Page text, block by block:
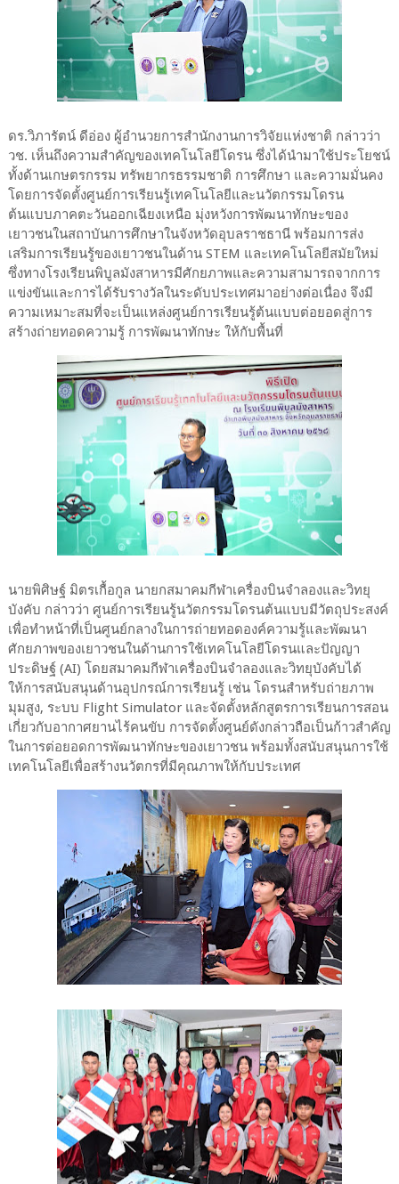
ดร.วิภารัตน์ ดีอ่อง ผู้อำนวยการสำนักงานการวิจัยแห่งชาติ กล่าวว่า
วช. เห็นถึงความสำคัญของเทคโนโลยีโดรน ซึ่งได้นำมาใช้ประโยชน์
ทั้งด้านเกษตรกรรม ทรัพยากรธรรมชาติ การศึกษา และความมั่นคง
โดยการจัดตั้งศูนย์การเรียนรู้เทคโนโลยีและนวัตกรรมโดรน
ต้นแบบภาคตะวันออกเฉียงเหนือ มุ่งหวังการพัฒนาทักษะของ
เยาวชนในสถาบันการศึกษาในจังหวัดอุบลราชธานี พร้อมการส่ง
เสริมการเรียนรู้ของเยาวชนในด้าน STEM และเทคโนโลยีสมัยใหม่
ซึ่งทางโรงเรียนพิบูลมังสาหารมีศักยภาพและความสามารถจากการ
แข่งขันและการได้รับรางวัลในระดับประเทศมาอย่างต่อเนื่อง จึงมี
ความเหมาะสมที่จะเป็นแหล่งศูนย์การเรียนรู้ต้นแบบต่อยอดสู่การ
สร้างถ่ายทอดความรู้ การพัฒนาทักษะ ให้กับพื้นที่
นายพิศิษฐ์ มิตรเกื้อกูล นายกสมาคมกีฬาเครื่องบินจำลองและวิทยุ
บังคับ กล่าวว่า ศูนย์การเรียนรู้นวัตกรรมโดรนต้นแบบมีวัตถุประสงค์
เพื่อทำหน้าที่เป็นศูนย์กลางในการถ่ายทอดองค์ความรู้และพัฒนา
ศักยภาพของเยาวชนในด้านการใช้เทคโนโลยีโดรนและปัญญา
ประดิษฐ์ (AI) โดยสมาคมกีฬาเครื่องบินจำลองและวิทยุบังคับได้
ให้การสนับสนุนด้านอุปกรณ์การเรียนรู้ เช่น โดรนสำหรับถ่ายภาพ
มุมสูง, ระบบ Flight Simulator และจัดตั้งหลักสูตรการเรียนการสอน
เกี่ยวกับอากาศยานไร้คนขับ การจัดตั้งศูนย์ดังกล่าวถือเป็นก้าวสำคัญ
ในการต่อยอดการพัฒนาทักษะของเยาวชน พร้อมทั้งสนับสนุนการใช้
เทคโนโลยีเพื่อสร้างนวัตกรที่มีคุณภาพให้กับประเทศ